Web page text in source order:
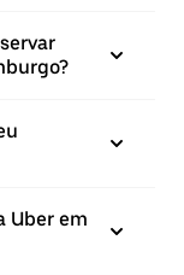
Uber em